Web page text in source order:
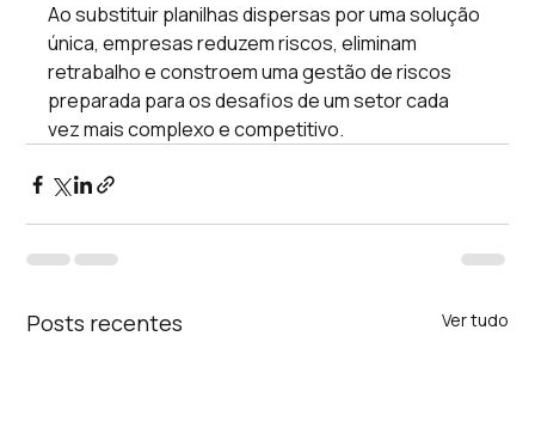
Ao substituir planilhas dispersas por uma solução
única, empresas reduzem riscos, eliminam
retrabalho e constroem uma gestão de riscos
preparada para os desafios de um setor cada
vez mais complexo e competitivo.
Posts recentes Ver tudo